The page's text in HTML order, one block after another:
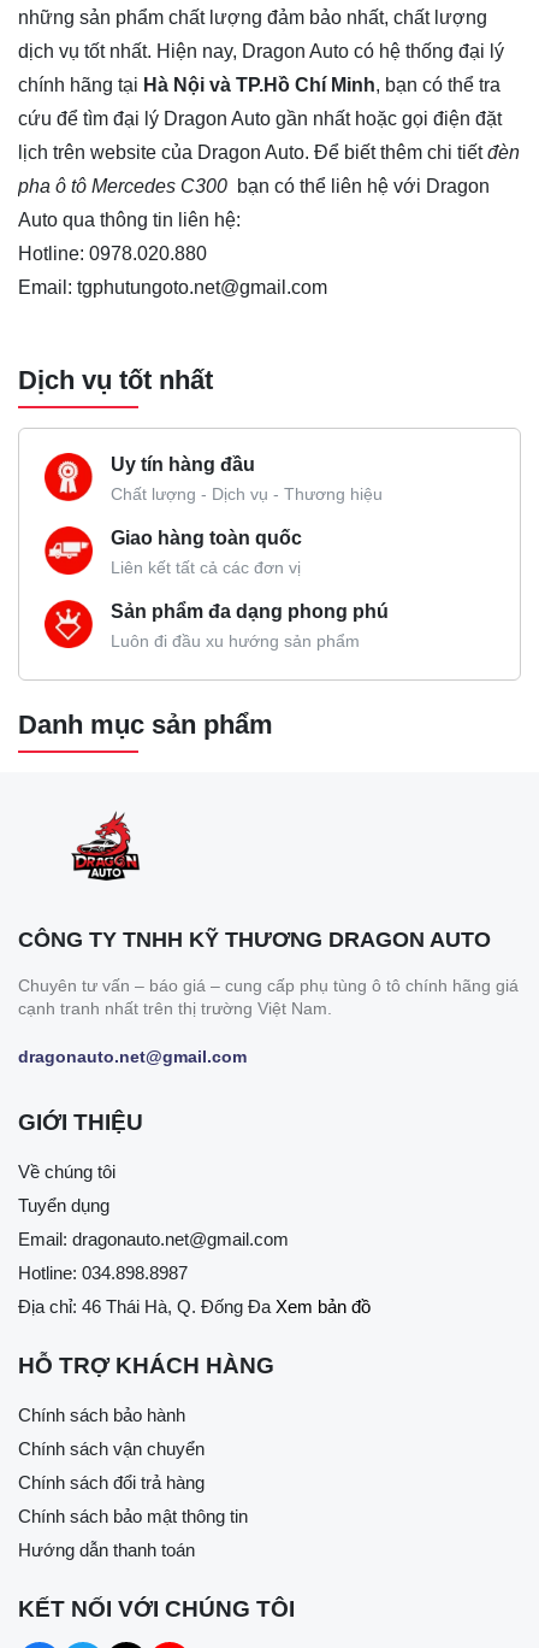
những sản phẩm chất lượng đảm bảo nhất, chất lượng
dịch vụ tốt nhất. Hiện nay, Dragon Auto có hệ thống đại lý
chính hãng tại Hà Nội và TP.Hồ Chí Minh, bạn có thể tra
cứu để tìm đại lý Dragon Auto gần nhất hoặc gọi điện đặt
lịch trên website của Dragon Auto. Để biết thêm chi tiếtđèn
pha ô tô Mercedes C300 bạn có thể liên hệ với Dragon
Auto qua thông tin liên hệ:
Hotline: 0978.020.880
Email: tgphutungoto.net@gmail.com
Dịch vụ tốt nhất
Uy tín hàng đầu
Chất lượng - Dịch vụ - Thương hiệu
Giao hàng toàn quốc
Liên kết tất cả các đơn vị
Sản phẩm đa dạng phong phú
Luôn đi đầu xu hướng sản phẩm
Danh mục sản phẩm
CÔNG TY TNHH KỸ THƯƠNG DRAGON AUTO
Chuyên tư vấn – báo giá – cung cấp phụ tùng ô tô chính hãng giá
cạnh tranh nhất trên thị trường Việt Nam.
dragonauto.net@gmail.com
GIỚI THIỆU
Về chúng tôi
Tuyển dụng
Email: dragonauto.net@gmail.com
Hotline: 034.898.8987
Địa chỉ: 46 Thái Hà, Q. Đống Đa Xem bản đồ
HỖ TRỢ KHÁCH HÀNG
Chính sách bảo hành
Chính sách vận chuyển
Chính sách đổi trả hàng
Chính sách bảo mật thông tin
Hướng dẫn thanh toán
KẾT NỐI VỚI CHÚNG TÔI